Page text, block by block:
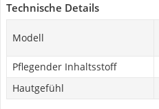
Technische Details
Modell
Pflegender Inhaltsstoff
Hautgefühl